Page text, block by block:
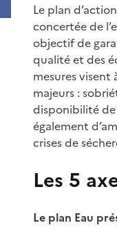
Le plan
concertée de
objectif de
qualité et des
mesures visent
majeurs :
disponibilité de
également
crises de
Les 5
Le plan Eau